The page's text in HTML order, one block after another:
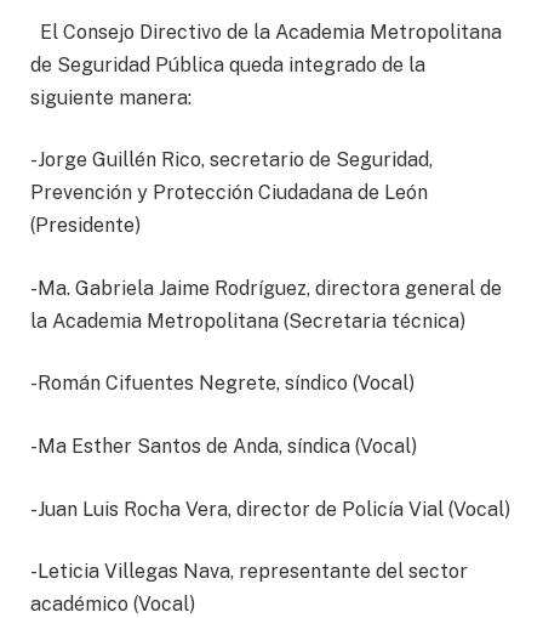
El Consejo Directivo de la Academia Metropolitana
de Seguridad Pública queda integrado de la
siguiente manera:
-Jorge Guillén Rico, secretario de Seguridad,
Prevención y Protección Ciudadana de León
(Presidente)
-Ma. Gabriela Jaime Rodríguez, directora general de
la Academia Metropolitana (Secretaria técnica)
-Román Cifuentes Negrete, síndico (Vocal)
-Ma Esther Santos de Anda, síndica (Vocal)
-Juan Luis Rocha Vera, director de Policía Vial (Vocal)
-Leticia Villegas Nava, representante del sector
académico (Vocal)